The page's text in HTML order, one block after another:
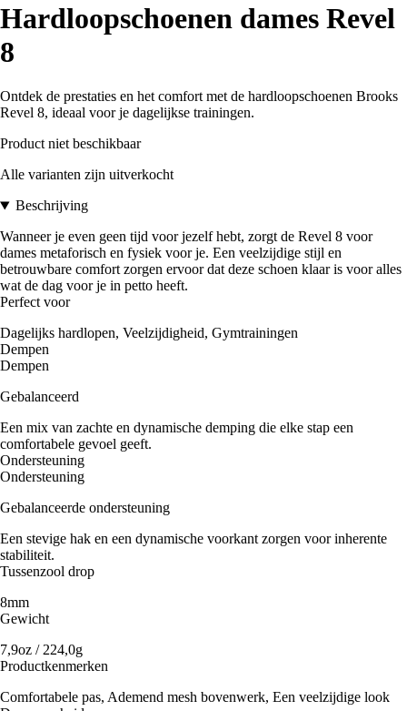
Hardloopschoenen dames Revel
8
Ontdek de prestaties en het comfort met de hardloopschoenen Brooks
Revel 8, ideaal voor je dagelijkse trainingen.
Product niet beschikbaar
Alle varianten zijn uitverkocht
Beschrijving
Wanneer je even geen tijd voor jezelf hebt, zorgt de Revel 8 voor
dames metaforisch en fysiek voor je. Een veelzijdige stijl en
betrouwbare comfort zorgen ervoor dat deze schoen klaar is voor alles
wat de dag voor je in petto heeft.
Perfect voor
Dagelijks hardlopen, Veelzijdigheid, Gymtrainingen
Dempen
Dempen
Gebalanceerd
Een mix van zachte en dynamische demping die elke stap een
comfortabele gevoel geeft.
Ondersteuning
Ondersteuning
Gebalanceerde ondersteuning
Een stevige hak en een dynamische voorkant zorgen voor inherente
stabiliteit.
Tussenzool drop
8mm
Gewicht
7,9oz / 224,0g
Productkenmerken
Comfortabele pas, Ademend mesh bovenwerk, Een veelzijdige look